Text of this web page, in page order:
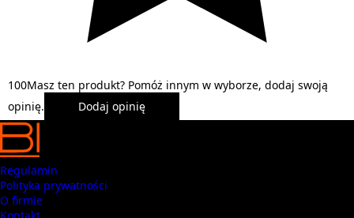
100Masz ten produkt? Pomóż innym w wyborze, dodaj swoją
opinię.
Dodaj opinię
Regulamin
Polityka prywatności
O firmie
Kontakt